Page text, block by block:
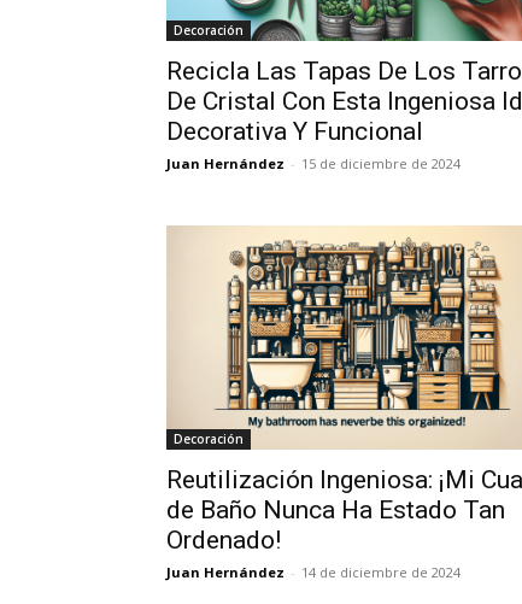
Decoración
Recicla Las Tapas De Los
De Cristal Con Esta Ingeniosa
Decorativa Y Funcional
Juan Hernández - 15 de diciembre de 2024
Decoración
Reutilización Ingeniosa: ¡Mi
de Baño Nunca Ha Estado Tan
Ordenado!
Juan Hernández - 14 de diciembre de 2024